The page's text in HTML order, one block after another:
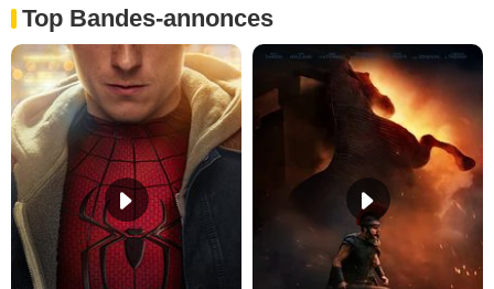
Top Bandes-annonces